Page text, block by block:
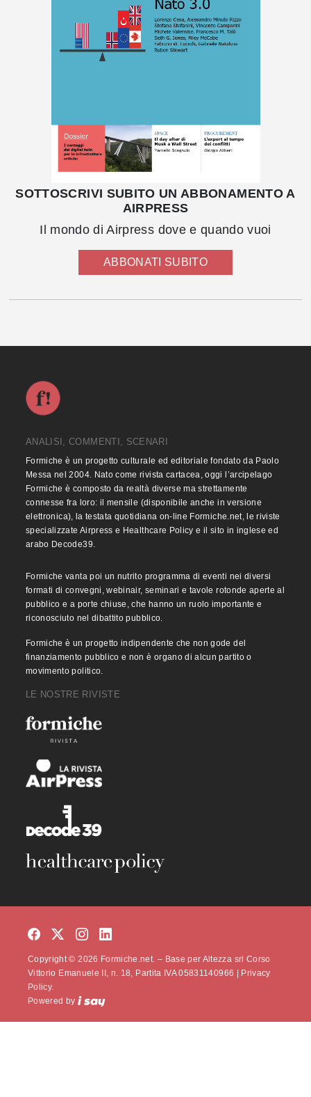
SOTTOSCRIVI SUBITO UN ABBONAMENTO A
AIRPRESS
Il mondo di Airpress dove e quando vuoi
ABBONATI SUBITO
ANALISI, COMMENTI, SCENARI
Formiche è un progetto culturale ed editoriale fondato da Paolo
Messa nel 2004. Nato come rivista cartacea, oggi l’arcipelago
Formiche è composto da realtà diverse ma strettamente
connesse fra loro: il mensile (disponibile anche in versione
elettronica), la testata quotidiana on-line Formiche.net, le riviste
specializzate Airpress e Healthcare Policy e il sito in inglese ed
arabo Decode39.
Formiche vanta poi un nutrito programma di eventi nei diversi
formati di convegni, webinair, seminari e tavole rotonde aperte al
pubblico e a porte chiuse, che hanno un ruolo importante e
riconosciuto nel dibattito pubblico.
Formiche è un progetto indipendente che non gode del
finanziamento pubblico e non è organo di alcun partito o
movimento politico.
LE NOSTRE RIVISTE
Copyright © 2026 Formiche.net. – Base per Altezza srl Corso
Vittorio Emanuele II, n. 18, Partita IVA 05831140966 |
Privacy
Policy.
Powered by